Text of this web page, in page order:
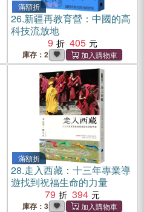
滿額折
26.新疆再教育營：中國的高
科技流放地
9
405
庫存：2
滿額折
28.走入西藏：十三年專業導
遊找到祝福生命的力量
79
394
庫存：3